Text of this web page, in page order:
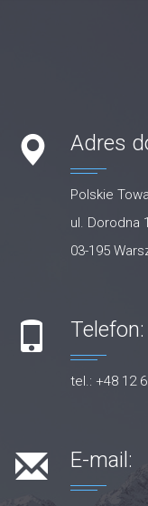
Adres
Polskie
ul. Dorodna
03-195
Telefon:
tel.: +48 12
E-mail: